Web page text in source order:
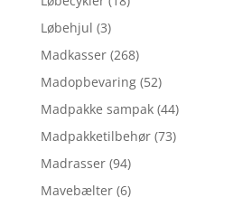
Løbehjul (3)
Madkasser (268)
Madopbevaring (52)
Madpakke sampak (44)
Madpakketilbehør (73)
Madrasser (94)
Mavebælter (6)